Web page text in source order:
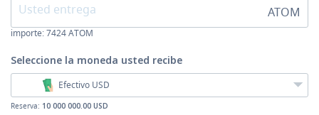
ATOM
importe:7424ATOM
Seleccione la moneda usted recibe
Efectivo USD
Reserva: 10 000 000.00 USD